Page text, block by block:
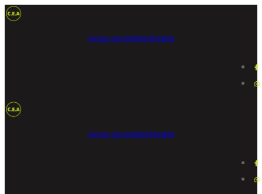
Cursos con puntaje Docente
Cursos con puntaje Docente